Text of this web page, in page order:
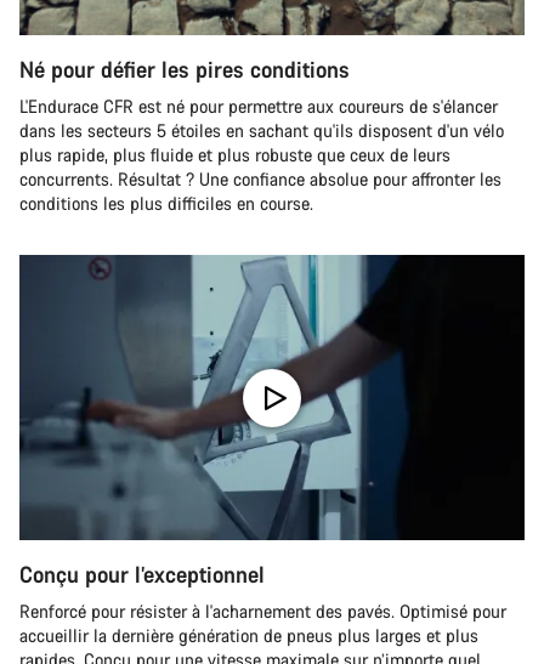
Né pour défier les pires conditions
L'Endurace CFR est né pour permettre aux coureurs de s'élancer
dans les secteurs 5 étoiles en sachant qu'ils disposent d'un vélo
plus rapide, plus fluide et plus robuste que ceux de leurs
concurrents. Résultat ? Une confiance absolue pour affronter les
conditions les plus difficiles en course.
Conçu pour l’exceptionnel
Renforcé pour résister à l'acharnement des pavés. Optimisé pour
accueillir la dernière génération de pneus plus larges et plus